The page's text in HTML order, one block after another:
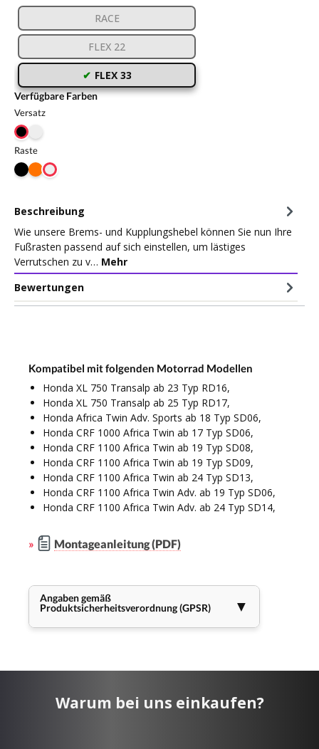
RACE
FLEX 22
FLEX 33
Verfügbare Farben
Versatz
Raste
Beschreibung
Wie unsere Brems- und Kupplungshebel können Sie nun Ihre
Fußrasten passend auf sich einstellen, um lästiges
Verrutschen zu v… Mehr
Bewertungen
Kompatibel mit folgenden Motorrad Modellen
Honda XL 750 Transalp ab 23 Typ RD16,
Honda XL 750 Transalp ab 25 Typ RD17,
Honda Africa Twin Adv. Sports ab 18 Typ SD06,
Honda CRF 1000 Africa Twin ab 17 Typ SD06,
Honda CRF 1100 Africa Twin ab 19 Typ SD08,
Honda CRF 1100 Africa Twin ab 19 Typ SD09,
Honda CRF 1100 Africa Twin ab 24 Typ SD13,
Honda CRF 1100 Africa Twin Adv. ab 19 Typ SD06,
Honda CRF 1100 Africa Twin Adv. ab 24 Typ SD14,
» Montageanleitung (PDF)
Angaben gemäß
Produktsicherheitsverordnung (GPSR)
▼
Warum bei uns einkaufen?